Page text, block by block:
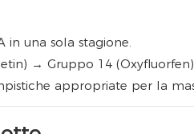
una sola stagione.
→ Gruppo 14
appropriate per la